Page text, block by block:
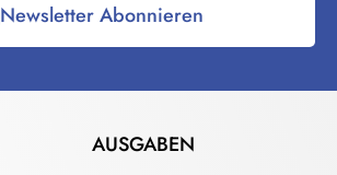
Newsletter Abonnieren
AUSGABEN